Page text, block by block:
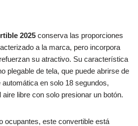
2025 conserva las proporciones
a la marca, pero incorpora
su atractivo. Su característica
plegable de tela, que puede abrirse de
en solo 18 segundos,
libre con solo presionar un botón.
ocupantes, este convertible está